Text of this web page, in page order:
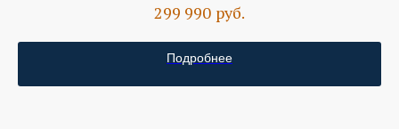
299 990 руб.
Подробнее